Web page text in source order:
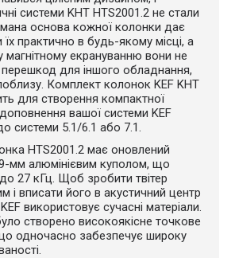
системи KHT HTS2001.2 не стали
основа кожної колонки дає
їх практично в будь-якому місці, а
екрануванню вони не
для іншого обладнання,
Комплект колонок KEF KHT
для створення компактної
вашої системи KEF
системи 5.1/6.1 або 7.1.
HTS2001.2 має оновлений
мм алюмінієвим куполом, що
27 кГц. Щоб зробити твітер
і вписати його в акустичний центр
використовує сучасні матеріали.
створено високоякісне точкове
одночасно забезпечує широку